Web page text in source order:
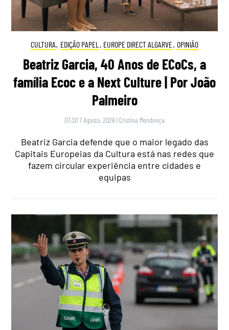
CULTURA, EDIÇÃO PAPEL , EUROPE DIRECT ALGARVE, OPINIÃO
Beatriz Garcia, 40 Anos de ECoCs, a
família Ecoc e a Next Culture | Por João
Palmeiro
07:30 7 Agosto, 2026 | Cristina Mendonça
Beatriz Garcia defende que o maior legado das
Capitais Europeias da Cultura está nas redes que
fazem circular experiência entre cidades e
equipas